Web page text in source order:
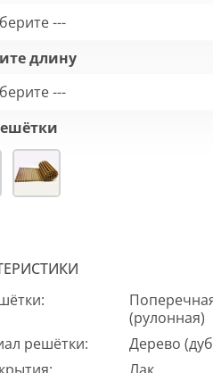
---
длину
---
(рулонная)
решётки:
Дерево